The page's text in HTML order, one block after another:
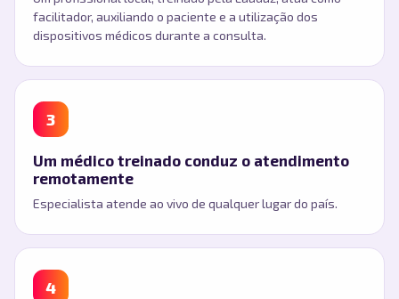
facilitador, auxiliando o paciente e a utilização dos
dispositivos médicos durante a consulta.
3
Um médico treinado conduz o atendimento
remotamente
Especialista atende ao vivo de qualquer lugar do país.
4